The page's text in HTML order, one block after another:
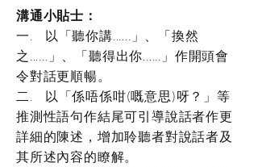
溝通小貼士：
一. 以「聽你講......」、「換然
之......」、「聽得出你......」作開頭會
令對話更順暢。
二. 以「係唔係咁(嘅意思)呀？」等
推測性語句作結尾可引導說話者作更
詳細的陳述，增加聆聽者對說話者及
其所述內容的瞭解。